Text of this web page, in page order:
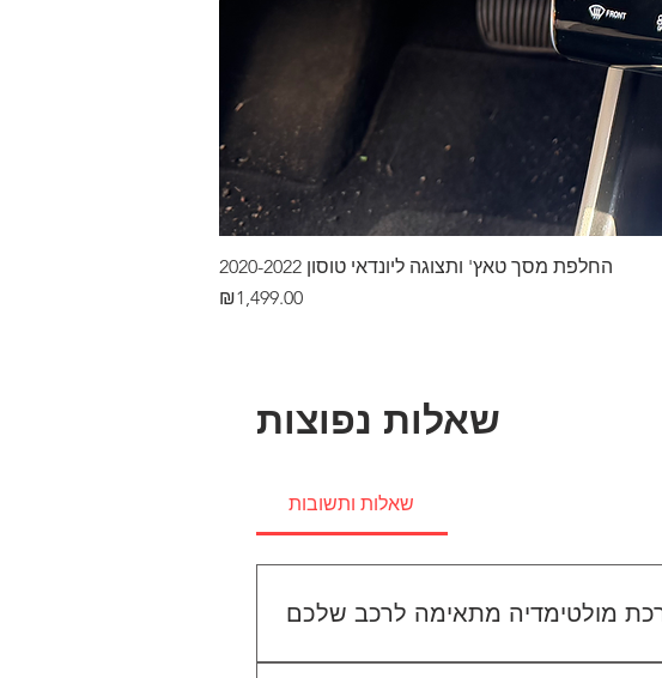
החלפת מסך טאץ' ותצוגה ליונדאי טוסון 2020-2022
Price
₪1,499.00
שאלות נפוצות
שאלות ותשובות